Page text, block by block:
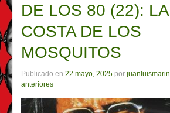
DE LOS 80 (22): LA
COSTA DE LOS
MOSQUITOS
Publicado en 22 mayo, 2025 por juanluismarin
anteriores